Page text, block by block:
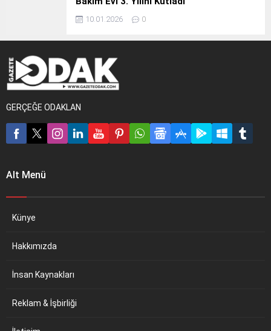
10.01.2026 0
GERÇEĞE ODAKLAN
Alt Menü
Künye
Hakkımızda
İnsan Kaynakları
Reklam & İşbirliği